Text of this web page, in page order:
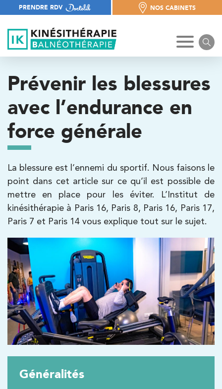
PRENDRE RDV
NOS CABINETS
NOS CABINETS
Prévenir les blessures
avec l’endurance en
force générale
La blessure est l’ennemi du sportif. Nous faisons le
point dans cet article sur ce qu’il est possible de
mettre en place pour les éviter. L’Institut de
kinésithérapie à Paris 16, Paris 8, Paris 16, Paris 17,
Paris 7 et Paris 14 vous explique tout sur le sujet.
Généralités